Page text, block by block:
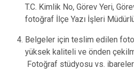
T.C. Kimlik No, Görev Yeri,
fotoğraf İlçe Yazı İşleri
Belgeler için teslim edilen
yüksek kaliteli ve önden
Fotoğraf stüdyosu vs.